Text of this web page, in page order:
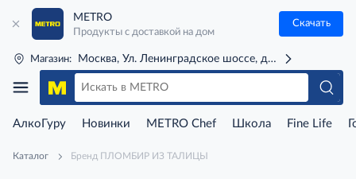
METRO
Продукты с доставкой на дом
Скачать
Магазин: Москва, Ул. Ленинградское шоссе, д. 71Г (м. Речной
АлкоГуру Новинки METRO Chef Школа Fine Life
Каталог Бренд ПЛОМБИР ИЗ ТАЛИЦЫ